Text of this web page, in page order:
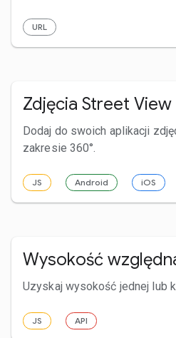
URL
Zdjęcia Street View
Dodaj do swoich aplikacji
zakresie 360°.
JS Android iOS
Wysokość
Uzyskaj wysokość jednej lub
JS API